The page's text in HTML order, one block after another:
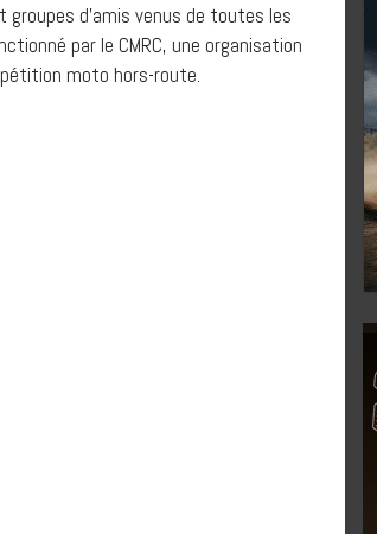
d’amis venus de toutes les
par le CMRC, une organisation
moto hors-route.